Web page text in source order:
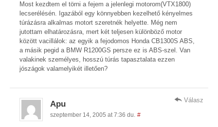
Most kezdtem el törni a fejem a jelenlegi motorom(VTX1800)
lecserélésén. Igazából egy könnyebben kezelhető kényelmes
túrázásra alkalmas motort szeretnék helyette. Még nem
jutottam elhatározásra, mert két teljesen különböző motor
között vacillálok: az egyik a fejodomos Honda CB1300S ABS,
a másik pegid a BMW R1200GS persze ez is ABS-szel. Van
valakinek személyes, hosszú túrás tapasztalata ezzen
jószágok valamelyikét illetően?
Apu
szeptember 14, 2005 at 7:36 du. #
Válasz